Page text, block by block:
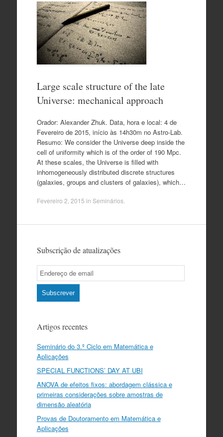
Large scale structure of the late
Universe: mechanical approach
Orador: Alexander Zhuk. Data, hora e local: 4 de
Fevereiro de 2015, início às 14h30m no Astro-Lab.
Resumo: We consider the Universe deep inside the
cell of uniformity which is of the order of 190 Mpc.
At these scales, the Universe is filled with
inhomogeneously distributed discrete structures
(galaxies, groups and clusters of galaxies), which…
Fevereiro 2, 2015 in Seminários.
Subscrição de atualizações
Email
Subscription
Subscrever
Artigos recentes
Seminário do 3.º Ciclo em Matemática e
Aplicações
SPECIAL FUNCTIONS’ DAY AT UBI
ANOVA de efeitos fixos: abordagem clássica e
primeiras considerações sobre amostras de
dimensão aleatória
Provas de Doutoramento em Matemática e
Aplicações